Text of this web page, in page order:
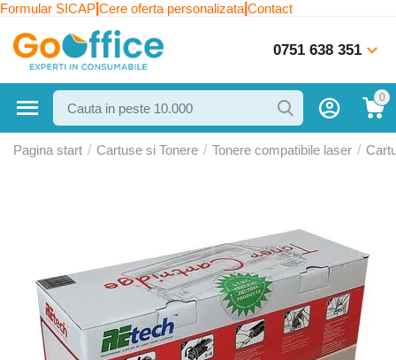
Formular SICAP Cere oferta personalizata Contact
0751 638 351
0
Pagina start / Cartuse si Tonere / Tonere compatibile laser /